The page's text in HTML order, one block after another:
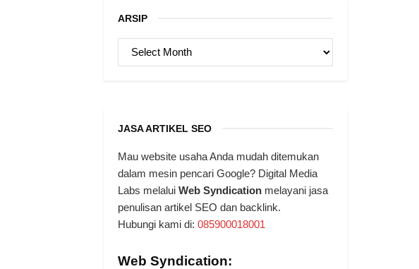
ARSIP
ARSIP
JASA ARTIKEL SEO
Mau website usaha Anda mudah ditemukan
dalam mesin pencari Google? Digital Media
Labs melalui Web Syndication melayani jasa
penulisan artikel SEO dan backlink.
Hubungi kami di: 085900018001
Web Syndication: